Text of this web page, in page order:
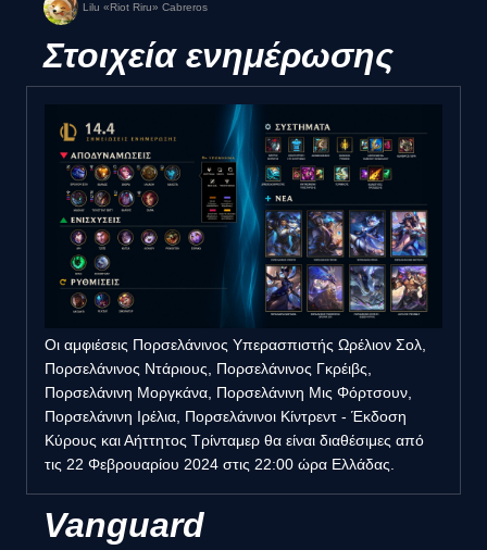
Lilu «Riot Riru» Cabreros
Στοιχεία ενημέρωσης
Οι αμφιέσεις Πορσελάνινος Υπερασπιστής Ωρέλιον Σολ,
Πορσελάνινος Ντάριους, Πορσελάνινος Γκρέιβς,
Πορσελάνινη Μοργκάνα, Πορσελάνινη Μις Φόρτσουν,
Πορσελάνινη Ιρέλια, Πορσελάνινοι Κίντρεντ - Έκδοση
Κύρους και Αήττητος Τρίνταμερ θα είναι διαθέσιμες από
τις 22 Φεβρουαρίου 2024 στις 22:00 ώρα Ελλάδας.
Vanguard